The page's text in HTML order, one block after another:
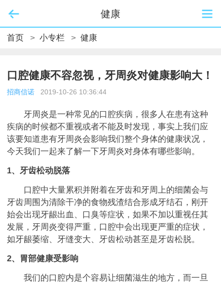
健康
首页 > 小专栏 > 健康
口腔健康不容忽视，牙周炎对健康影响大！
招商信诺 2019-10-26 10:36:44
牙周炎是一种常见的口腔疾病，很多人在患有这种
疾病的时候都不重视或者不能及时发现，事实上我们应
该要知道患有牙周炎会影响我们整个身体的健康状况，
今天我们一起来了解一下牙周炎对身体有哪些影响。
1、牙齿松动脱落
口腔中大量累积并附着在牙齿和牙周上的细菌会与
牙齿周围为清除干净的食物残渣结合形成牙结石，刚开
始会出现牙龈出血、口臭等症状，如果不加以重视任其
发展，牙周炎变得严重，口腔中会出现更严重的症状，
如牙龈萎缩、牙缝变大、牙齿松动甚至是牙齿松脱。
2、胃部健康受影响
我们的口腔内是个容易让细菌滋生的地方，而一旦